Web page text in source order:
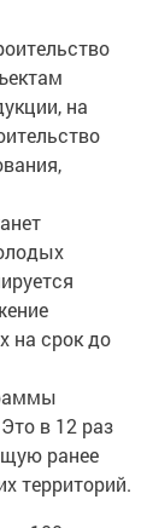
на
на срок до
в 12 раз
ранее
территорий.